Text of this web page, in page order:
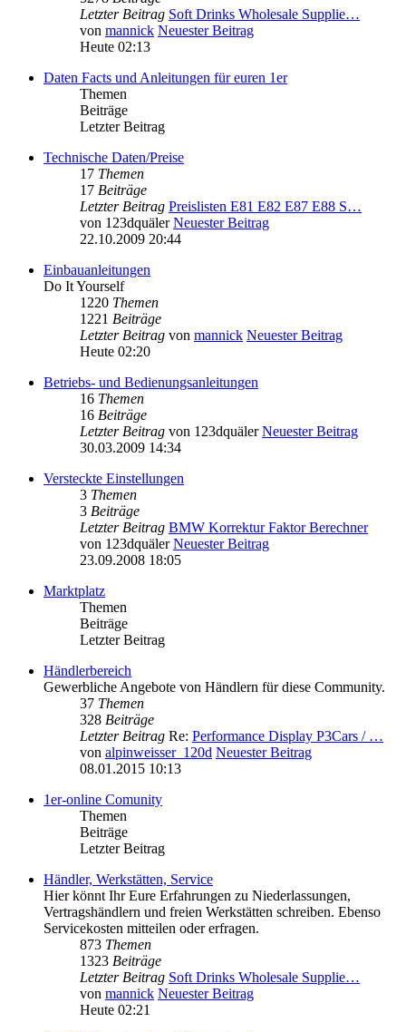
Letzter Beitrag Soft Drinks Wholesale Supplie…
von mannick Neuester Beitrag
Heute 02:13
Daten Facts und Anleitungen für euren 1er
Themen
Beiträge
Letzter Beitrag
Technische Daten/Preise
17 Themen
17 Beiträge
Letzter Beitrag Preislisten E81 E82 E87 E88 S…
von 123dquäler Neuester Beitrag
22.10.2009 20:44
Einbauanleitungen
Do It Yourself
1220 Themen
1221 Beiträge
Letzter Beitrag von mannick Neuester Beitrag
Heute 02:20
Betriebs- und Bedienungsanleitungen
16 Themen
16 Beiträge
Letzter Beitrag von 123dquäler Neuester Beitrag
30.03.2009 14:34
Versteckte Einstellungen
3 Themen
3 Beiträge
Letzter Beitrag BMW Korrektur Faktor Berechner
von 123dquäler Neuester Beitrag
23.09.2008 18:05
Marktplatz
Themen
Beiträge
Letzter Beitrag
Händlerbereich
Gewerbliche Angebote von Händlern für diese Community.
37 Themen
328 Beiträge
Letzter Beitrag Re: Performance Display P3Cars / …
von alpinweisser_120d Neuester Beitrag
08.01.2015 10:13
1er-online Comunity
Themen
Beiträge
Letzter Beitrag
Händler, Werkstätten, Service
Hier könnt Ihr Eure Erfahrungen zu Niederlassungen,
Vertragshändlern und freien Werkstätten schreiben. Ebenso
Servicekosten mitteilen oder erfragen.
873 Themen
1323 Beiträge
Letzter Beitrag Soft Drinks Wholesale Supplie…
von mannick Neuester Beitrag
Heute 02:21